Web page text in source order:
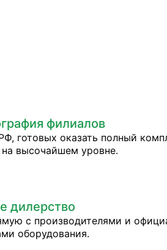
филиалов
готовых оказать полный
высочайшем уровне.
дилерство
с производителями и
оборудования.